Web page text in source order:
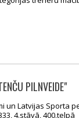
PILNVEIDE"
un Latvijas Sporta
4.stāvā, 400.telpā